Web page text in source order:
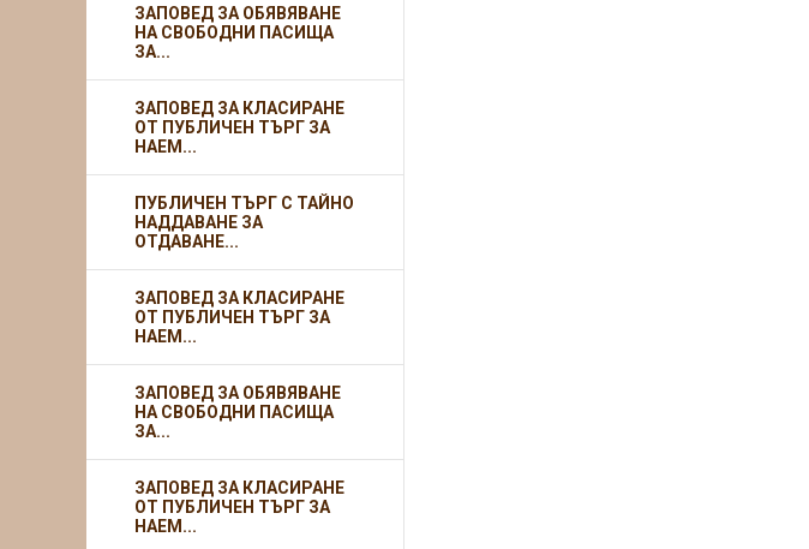
ЗАПОВЕД ЗА ОБЯВЯВАНЕ
НА СВОБОДНИ ПАСИЩА
ЗА...
ЗАПОВЕД ЗА КЛАСИРАНЕ
ОТ ПУБЛИЧЕН ТЪРГ ЗА
НАЕМ...
ПУБЛИЧЕН ТЪРГ С ТАЙНО
НАДДАВАНЕ ЗА
ОТДАВАНЕ...
ЗАПОВЕД ЗА КЛАСИРАНЕ
ОТ ПУБЛИЧЕН ТЪРГ ЗА
НАЕМ...
ЗАПОВЕД ЗА ОБЯВЯВАНЕ
НА СВОБОДНИ ПАСИЩА
ЗА...
ЗАПОВЕД ЗА КЛАСИРАНЕ
ОТ ПУБЛИЧЕН ТЪРГ ЗА
НАЕМ...